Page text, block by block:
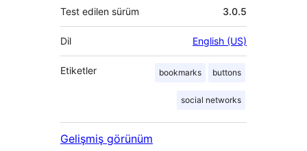
Test edilen sürüm 3.0.5
Dil English (US)
Etiketler bookmarks buttons
social networks
Gelişmiş görünüm